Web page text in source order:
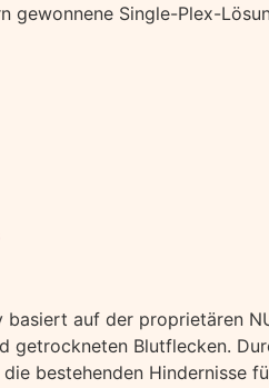
gewonnene Single-Plex-
basiert auf der proprietären
getrockneten Blutflecken.
bestehenden Hindernisse